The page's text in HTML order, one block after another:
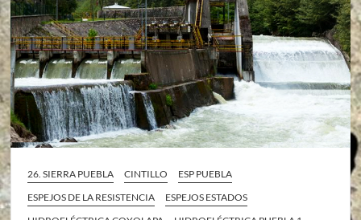
26. SIERRA PUEBLA CINTILLO
ESP PUEBLA
ESPEJOS DE LA RESISTENCIA
ESPEJOS ESTADOS